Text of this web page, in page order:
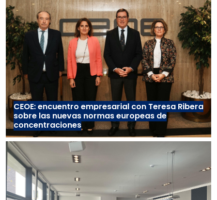
CEOE: encuentro empresarial con Teresa Ribera
sobre las nuevas normas europeas de
concentraciones